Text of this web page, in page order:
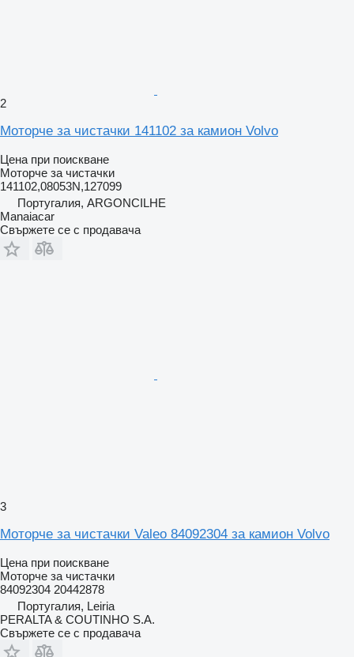
2
Моторче за чистачки 141102 за камион Volvo
Цена при поискване
Моторче за чистачки
141102,08053N,127099
Португалия, ARGONCILHE
Manaiacar
Свържете се с продавача
3
Моторче за чистачки Valeo 84092304 за камион Volvo
Цена при поискване
Моторче за чистачки
84092304 20442878
Португалия, Leiria
PERALTA & COUTINHO S.A.
Свържете се с продавача